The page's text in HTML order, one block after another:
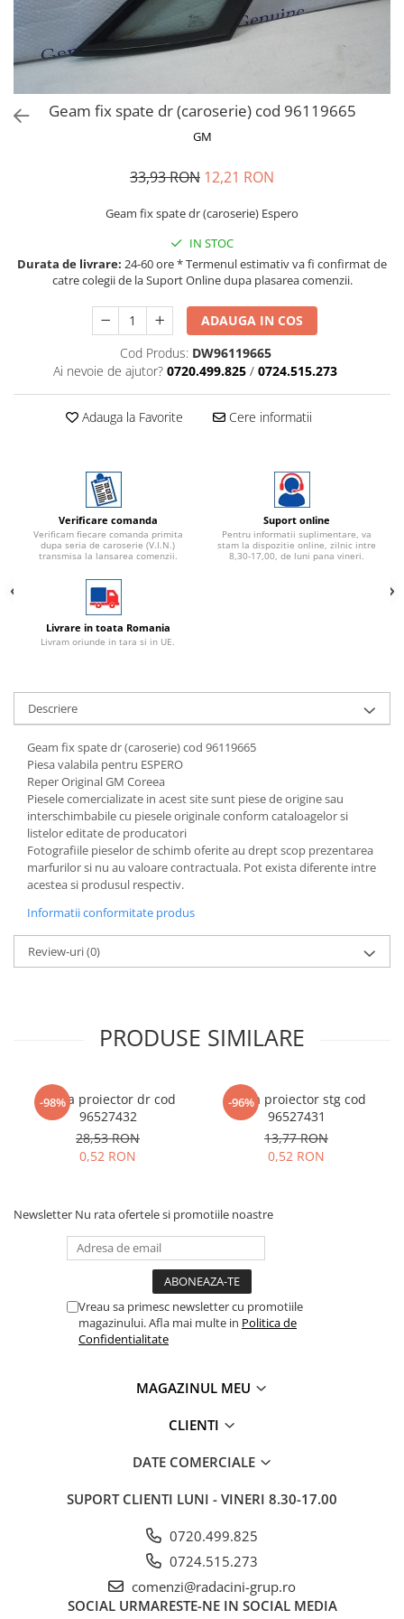
MOVANO
TIGRA-B 2004-2009
VIVARO
Mazda CX-80 KL
SX4 S-CROSS Hybrid 48V 2020-
S-CROSS HYBRID 48V 2022-prezent
VITARA 2015-prezent
VITARA Hybrid 48V 2020-prezent
SPARK M300 2010-2018
Geam fix spate dr (caroserie) cod 96119665
GM
33,93 RON 12,21 RON
Geam fix spate dr (caroserie) Espero
IN STOC
Durata de livrare: 24-60 ore * Termenul estimativ va fi confirmat de
catre colegii de la Suport Online dupa plasarea comenzii.
ADAUGA IN COS
Cod Produs: DW96119665
Ai nevoie de ajutor? 0720.499.825 / 0724.515.273
Adauga la Favorite Cere informatii
Verificare comanda
Verificam fiecare comanda primita
dupa seria de caroserie (V.I.N.)
transmisa la lansarea comenzii.
Suport online
Pentru informatii suplimentare, va
stam la dispozitie online, zilnic intre
8,30-17,00, de luni pana vineri.
Livrare in toata Romania
Livram oriunde in tara si in UE.
Descriere
Geam fix spate dr (caroserie) cod 96119665
Piesa valabila pentru ESPERO
Reper Original GM Coreea
Piesele comercializate in acest site sunt piese de origine sau
interschimbabile cu piesele originale conform cataloagelor si
listelor editate de producatori
Fotografiile pieselor de schimb oferite au drept scop prezentarea
marfurilor si nu au valoare contractuala. Pot exista diferente intre
acestea si produsul respectiv.
Informatii conformitate produs
Review-uri(0)
PRODUSE SIMILARE
-98%
Rama proiector dr cod
96527432
28,53 RON
0,52 RON
-96%
Rama proiector stg cod
96527431
13,77 RON
0,52 RON
Newsletter Nu rata ofertele si promotiile noastre
Vreau sa primesc newsletter cu promotiile
magazinului. Afla mai multe in Politica de
Confidentialitate
MAGAZINUL MEU
CLIENTI
DATE COMERCIALE
SUPORT CLIENTI LUNI - VINERI 8.30-17.00
0720.499.825
0724.515.273
comenzi@radacini-grup.ro
SOCIAL URMARESTE-NE IN SOCIAL MEDIA